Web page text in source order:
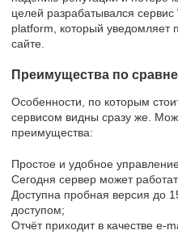
целей разрабатывался
platform, который уведомляет
сайте.
Преимущества по
Особенности, по которым
сервисом видны сразу же.
преимущества:
Простое и удобное
Сегодня сервер может
Доступна пробная версия до
доступом;
Отчёт приходит в качестве e-